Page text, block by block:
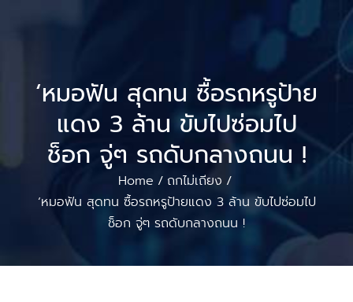
‘หมอฟัน สุดทน ซื้อรถหรูป้าย
แดง 3 ล้าน ขับไปซ่อมไป
ช็อก จู่ๆ รถดับกลางถนน !
Home / ถกไม่เถียง /
‘หมอฟัน สุดทน ซื้อรถหรูป้ายแดง 3 ล้าน ขับไปซ่อมไป
ช็อก จู่ๆ รถดับกลางถนน !